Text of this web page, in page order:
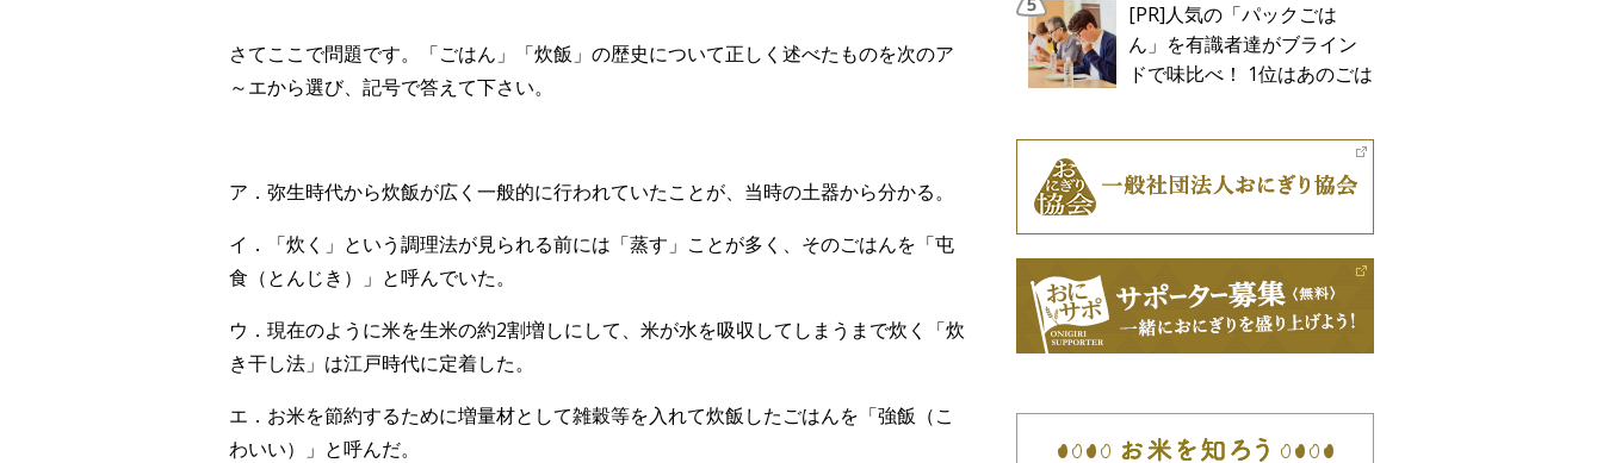
さてここで問題です。「ごはん」「炊飯」の歴史について正しく述べたものを次のア
～エから選び、記号で答えて下さい。
ア．弥生時代から炊飯が広く一般的に行われていたことが、当時の土器から分かる。
イ．「炊く」という調理法が見られる前には「蒸す」ことが多く、そのごはんを「屯
食（とんじき）」と呼んでいた。
ウ．現在のように米を生米の約2割増しにして、米が水を吸収してしまうまで炊く「炊
き干し法」は江戸時代に定着した。
エ．お米を節約するために増量材として雑穀等を入れて炊飯したごはんを「強飯（こ
わいい）」と呼んだ。
[PR]人気の「パックごは
ん」を有識者達がブライン
ドで味比べ！ 1位はあのごは
マーク